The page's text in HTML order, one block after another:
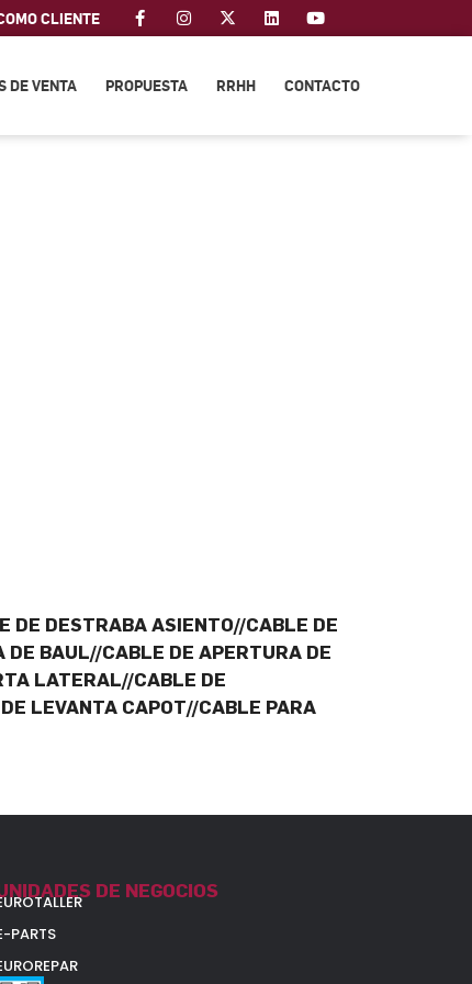
CLIENTE
DE VENTA PROPUESTA RRHH CONTACTO
DE DESTRABA ASIENTO//CABLE DE
BAUL//CABLE DE APERTURA DE
LATERAL//CABLE DE
LEVANTA CAPOT//CABLE PARA
DE NEGOCIOS
PARTS